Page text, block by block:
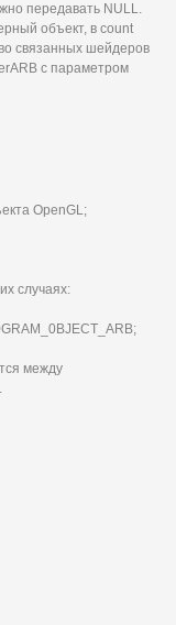
передавать NULL.
объект, в count
связанных шейдеров
с параметром
OpenGL;
случаях:
между